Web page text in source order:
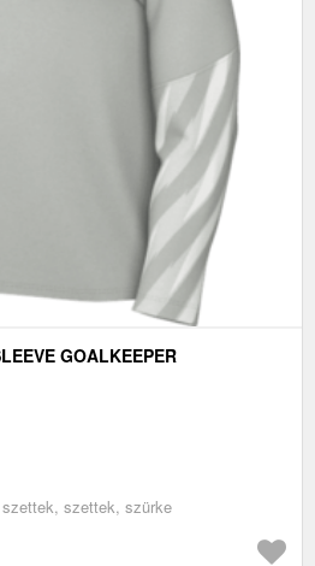
GOALKEEPER
szettek, szürke